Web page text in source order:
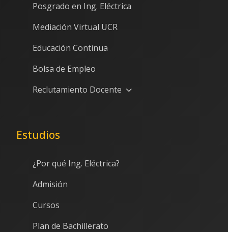
Posgrado en Ing. Eléctrica
Mediación Virtual UCR
Educación Continua
Bolsa de Empleo
Reclutamiento Docente
Estudios
¿Por qué Ing. Eléctrica?
Admisión
Cursos
Plan de Bachillerato